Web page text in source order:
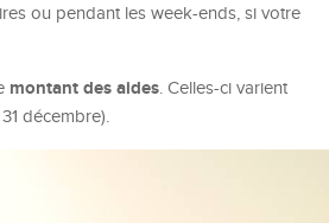
ou pendant les week-ends, si votre
montant des aides. Celles-ci varient
décembre).